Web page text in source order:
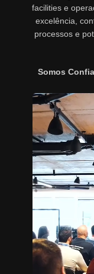
facilities e
excelência,
processos e
Somos